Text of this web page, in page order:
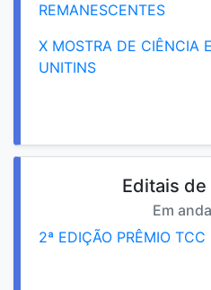
REMANESCENTES
X MOSTRA DE CIÊNCIA
UNITINS
Editais de
Em
2ª EDIÇÃO PRÊMIO TCC